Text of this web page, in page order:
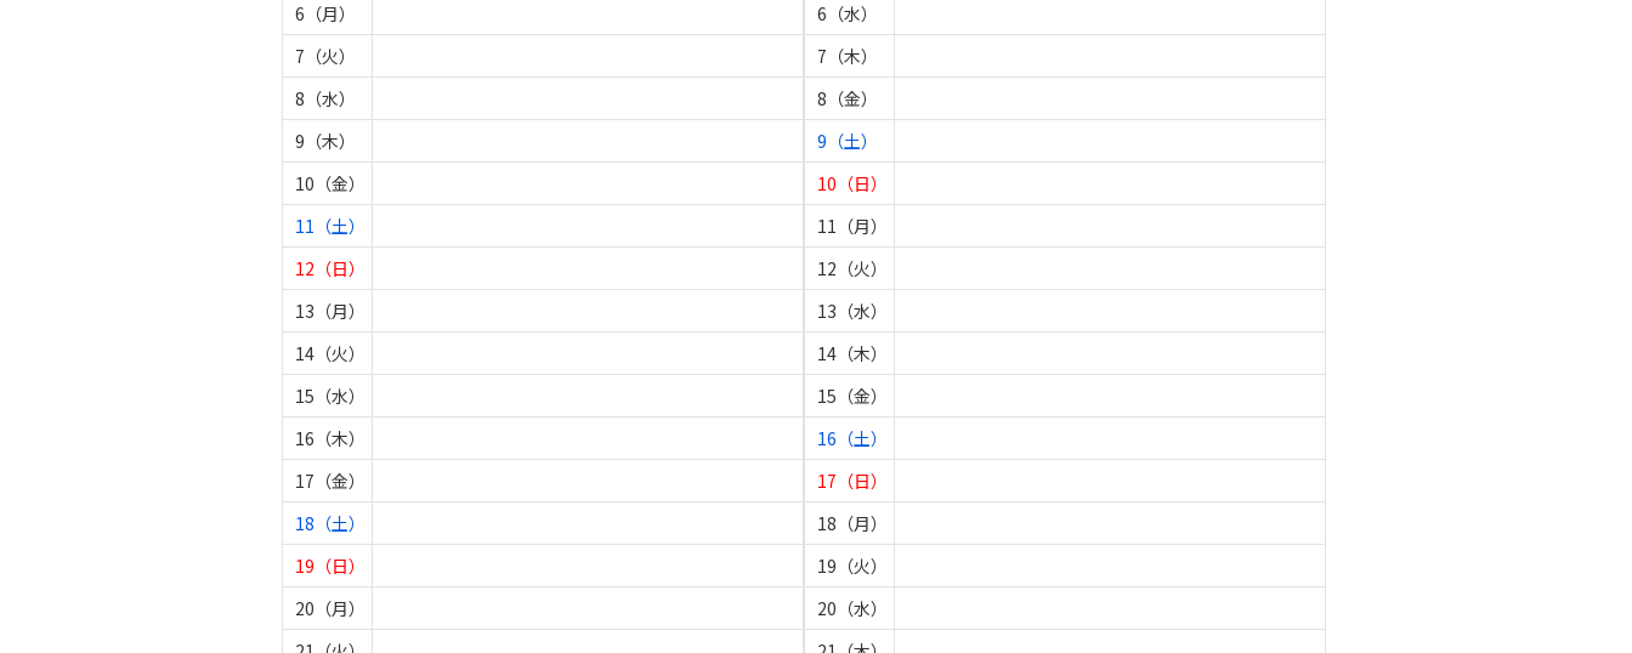
6（月）
7（火）
8（水）
9（木）
10（金）
11（土）
12（日）
13（月）
14（火）
15（水）
16（木）
17（金）
18（土）
19（日）
20（月）
6（水）
7（木）
8（金）
9（土）
10（日）
11（月）
12（火）
13（水）
14（木）
15（金）
16（土）
17（日）
18（月）
19（火）
20（水）